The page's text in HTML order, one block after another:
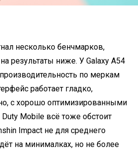
несколько бенчмарков,
результаты ниже. У Galaxy A54
по меркам
работает гладко,
с хорошо оптимизированными
Mobile всё тоже обстоит
Impact не для среднего
на минималках, но не более